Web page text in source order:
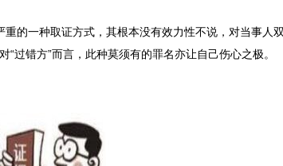
一种取证方式，其根本没有效力性不说，对当事人双
过错方”而言，此种莫须有的罪名亦让自己伤心之极。